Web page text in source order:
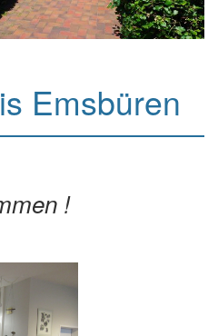
Emsbüren
!